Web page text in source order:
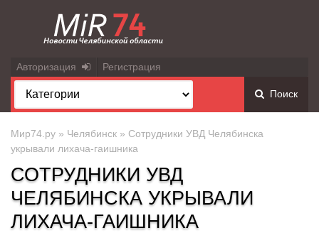
Авторизация Регистрация
Поиск
Мир74.ру » Челябинск » Сотрудники УВД Челябинска
укрывали лихача-гаишника
СОТРУДНИКИ УВД
ЧЕЛЯБИНСКА УКРЫВАЛИ
ЛИХАЧА-ГАИШНИКА